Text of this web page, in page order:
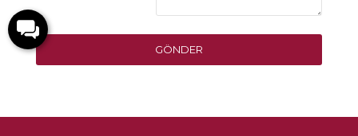
GÖNDER